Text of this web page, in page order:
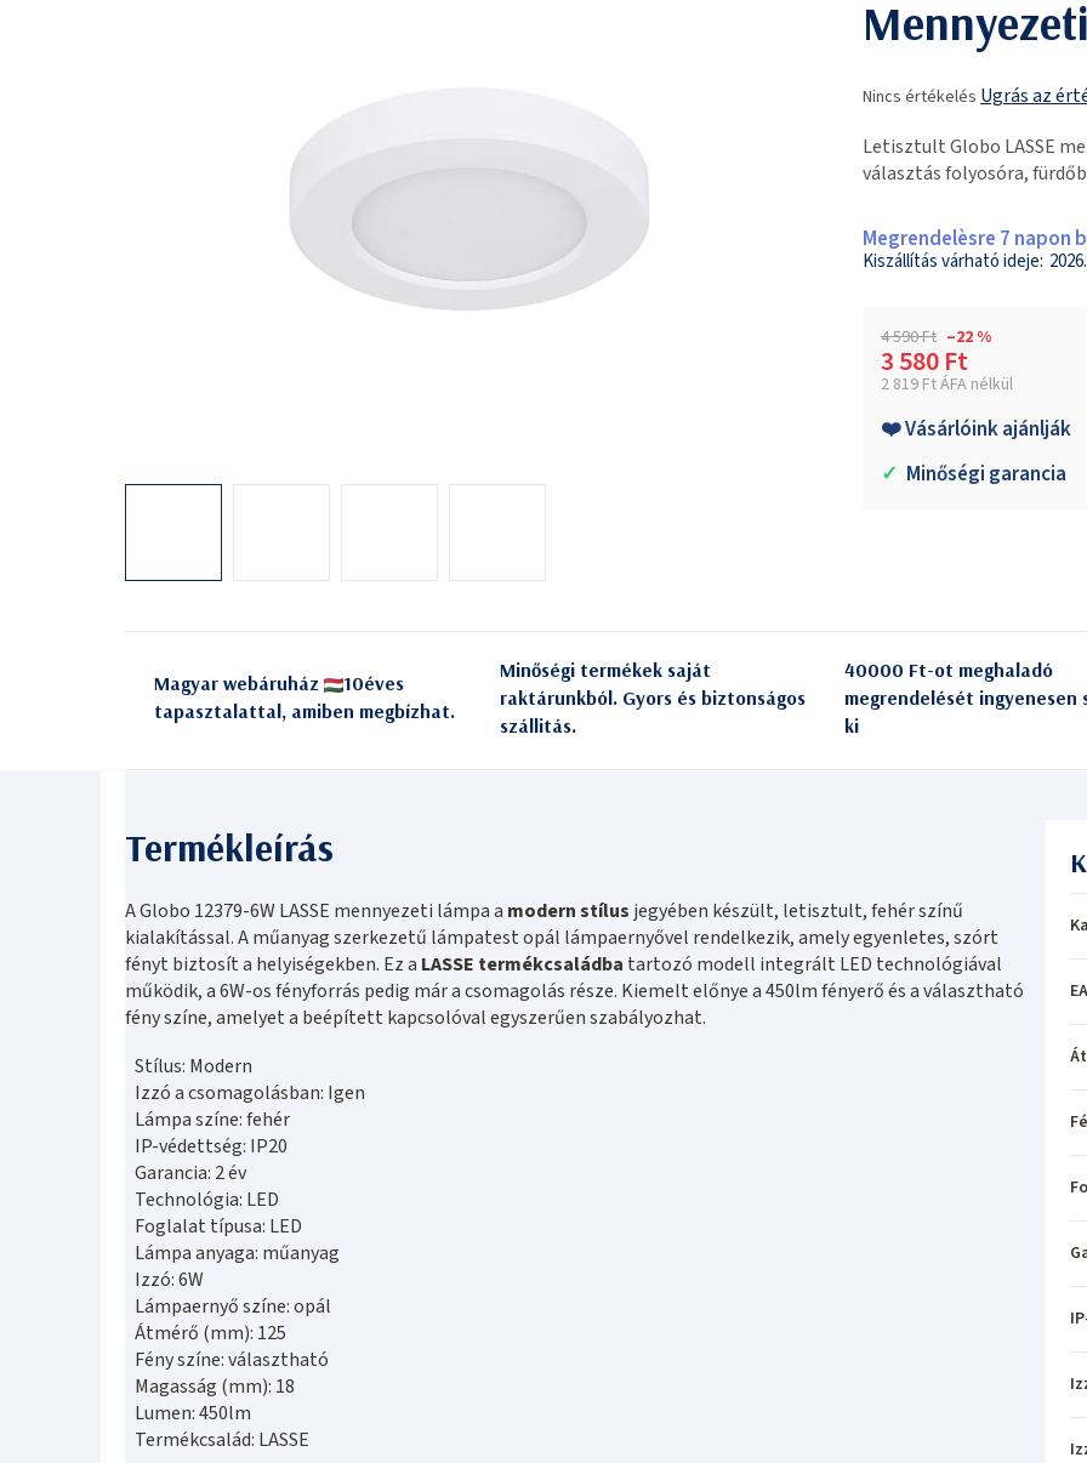
termék
értékelése
5-
0,0
csillag.
Nincs értékelés Ugrás az
Letisztult Globo LASSE
választás folyosóra,
Megrendelèsre 7 napon
4 590 Ft –22 %
3 580 Ft
2 819 Ft ÁFA nélkül
❤️ Vásárlóink ajánlják
✓ Minőségi garancia
Magyar webáruház
10éves
tapasztalattal, amiben megbízhat.
Minőségi termékek saját
raktárunkból. Gyors és biztonságos
szállitás.
40000 Ft-ot meghaladó
megrendelését ingyenesen
ki
A Globo 12379-6W LASSE mennyezeti lámpa a modern stílus jegyében készült, letisztult, fehér színű
kialakítással. A műanyag szerkezetű lámpatest opál lámpaernyővel rendelkezik, amely egyenletes, szórt
fényt biztosít a helyiségekben. Ez a LASSE termékcsaládba tartozó modell integrált LED technológiával
működik, a 6W-os fényforrás pedig már a csomagolás része. Kiemelt előnye a 450lm fényerő és a választható
fény színe, amelyet a beépített kapcsolóval egyszerűen szabályozhat.
Stílus: Modern
Izzó a csomagolásban: Igen
Lámpa színe: fehér
IP-védettség: IP20
Garancia: 2 év
Technológia: LED
Foglalat típusa: LED
Lámpa anyaga: műanyag
Izzó: 6W
Lámpaernyő színe: opál
Átmérő (mm): 125
Fény színe: választható
Magasság (mm): 18
Lumen: 450lm
Termékcsalád: LASSE